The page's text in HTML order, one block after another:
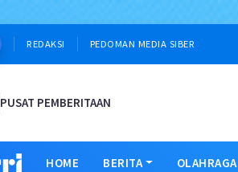
REDAKSI PEDOMAN MEDIA SIBER
PUSAT PEMBERITAAN
HOME BERITA OLAHRAGA